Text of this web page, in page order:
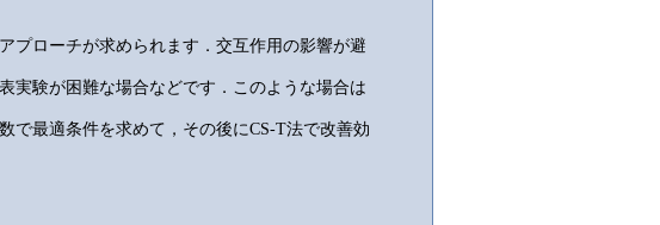
ローチが求められます．交互作用の影響が避
実験が困難な場合などです．このような場合は
で最適条件を求めて，その後にCS-T法で改善効